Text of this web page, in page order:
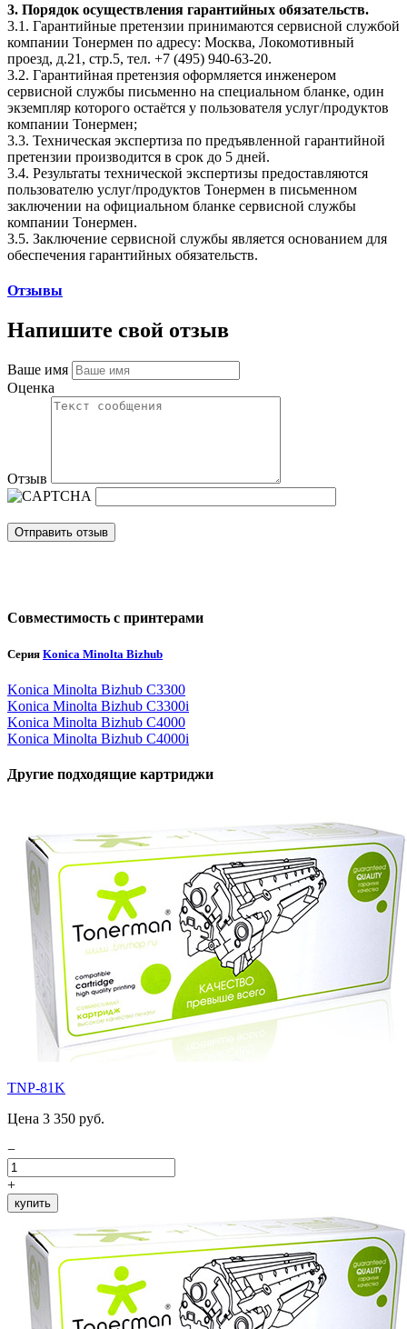
3. Порядок осуществления гарантийных обязательств.
3.1. Гарантийные претензии принимаются сервисной службой
компании Тонермен по адресу: Москва, Локомотивный
проезд, д.21, стр.5, тел. +7 (495) 940-63-20.
3.2. Гарантийная претензия оформляется инженером
сервисной службы письменно на специальном бланке, один
экземпляр которого остаётся у пользователя услуг/продуктов
компании Тонермен;
3.3. Техническая экспертиза по предъявленной гарантийной
претензии производится в срок до 5 дней.
3.4. Результаты технической экспертизы предоставляются
пользователю услуг/продуктов Тонермен в письменном
заключении на официальном бланке сервисной службы
компании Тонермен.
3.5. Заключение сервисной службы является основанием для
обеспечения гарантийных обязательств.
Отзывы
Напишите свой отзыв
Ваше имя
Оценка
Отзыв
Отправить отзыв
Совместимость с принтерами
Серия Konica Minolta Bizhub
Konica Minolta Bizhub C3300
Konica Minolta Bizhub C3300i
Konica Minolta Bizhub C4000
Konica Minolta Bizhub C4000i
Другие подходящие картриджи
TNP-81K
Цена 3 350 руб.
−
+
купить